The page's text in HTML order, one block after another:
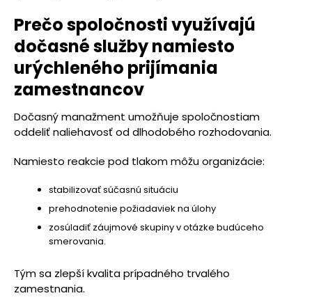
Prečo spoločnosti využívajú
dočasné služby namiesto
urýchleného prijímania
zamestnancov
Dočasný manažment umožňuje spoločnostiam
oddeliť naliehavosť od dlhodobého rozhodovania.
Namiesto reakcie pod tlakom môžu organizácie:
stabilizovať súčasnú situáciu
prehodnotenie požiadaviek na úlohy
zosúladiť záujmové skupiny v otázke budúceho
smerovania.
Tým sa zlepší kvalita prípadného trvalého
zamestnania.